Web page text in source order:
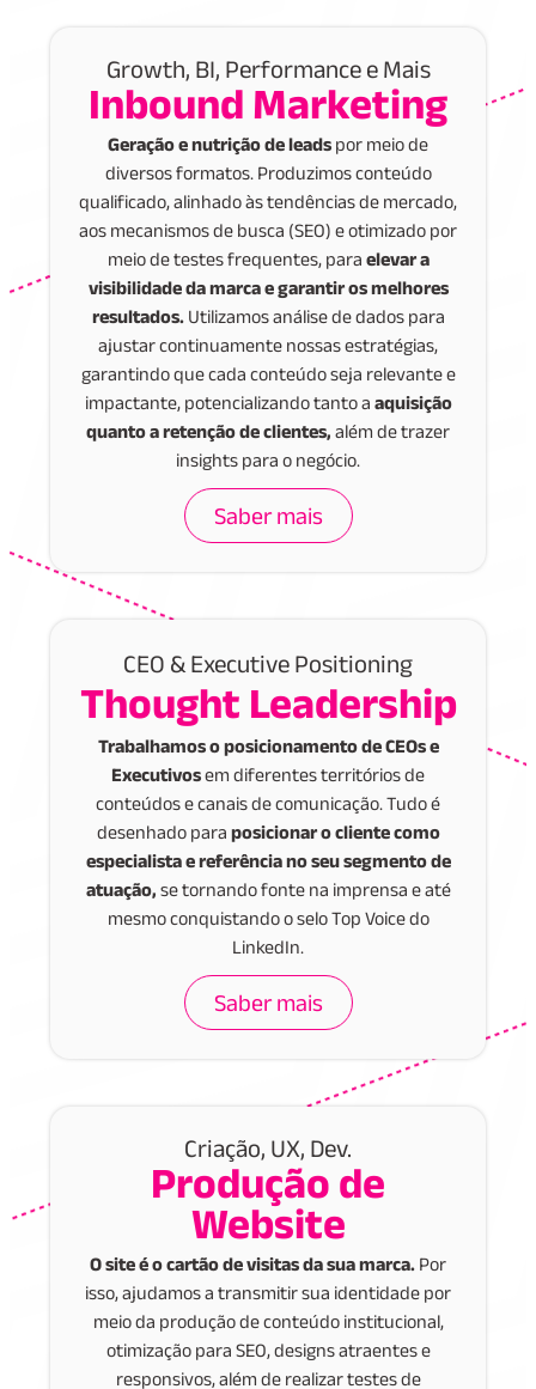
Growth, BI, Performance e Mais
Inbound Marketing
Geração e nutrição de leadspor meio de
diversos formatos. Produzimos conteúdo
qualificado, alinhado às tendências de mercado,
aos mecanismos de busca (SEO) e otimizado por
meio de testes frequentes, paraelevar a
visibilidade da marca e garantir os melhores
resultados.Utilizamos análise de dados para
ajustar continuamente nossas estratégias,
garantindo que cada conteúdo seja relevante e
impactante, potencializando tanto aaquisição
quanto a retenção de clientes,além de trazer
insights para o negócio.
Saber mais
CEO & Executive Positioning
Thought Leadership
Trabalhamos o posicionamento de CEOs e
Executivosem diferentes territórios de
conteúdos e canais de comunicação. Tudo é
desenhado paraposicionar o cliente como
especialista e referência no seu segmento de
atuação,se tornando fonte na imprensa e até
mesmo conquistando o selo Top Voice do
LinkedIn.
Saber mais
Criação, UX, Dev.
Produção de
Website
O site é o cartão de visitas da sua marca.Por
isso, ajudamos a transmitir sua identidade por
meio da produção de conteúdo institucional,
otimização para SEO, designs atraentes e